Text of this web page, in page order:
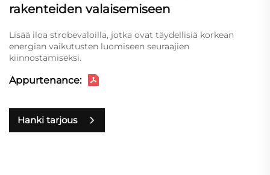
rakenteiden valaisemiseen
Lisää iloa strobevaloilla, jotka ovat täydellisiä korkean
energian vaikutusten luomiseen seuraajien
kiinnostamiseksi.
Appurtenance:
Hanki tarjous